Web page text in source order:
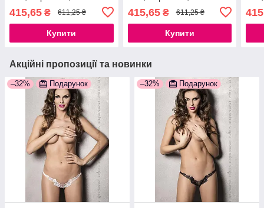
777Store.com.ua
415,65 ₴ 611,25 ₴
Купити
777Store.com.ua
415,65₴ 611,25 ₴
Купити
Акційні пропозиції та новинки
–32% Подарунок –32% Подарунок